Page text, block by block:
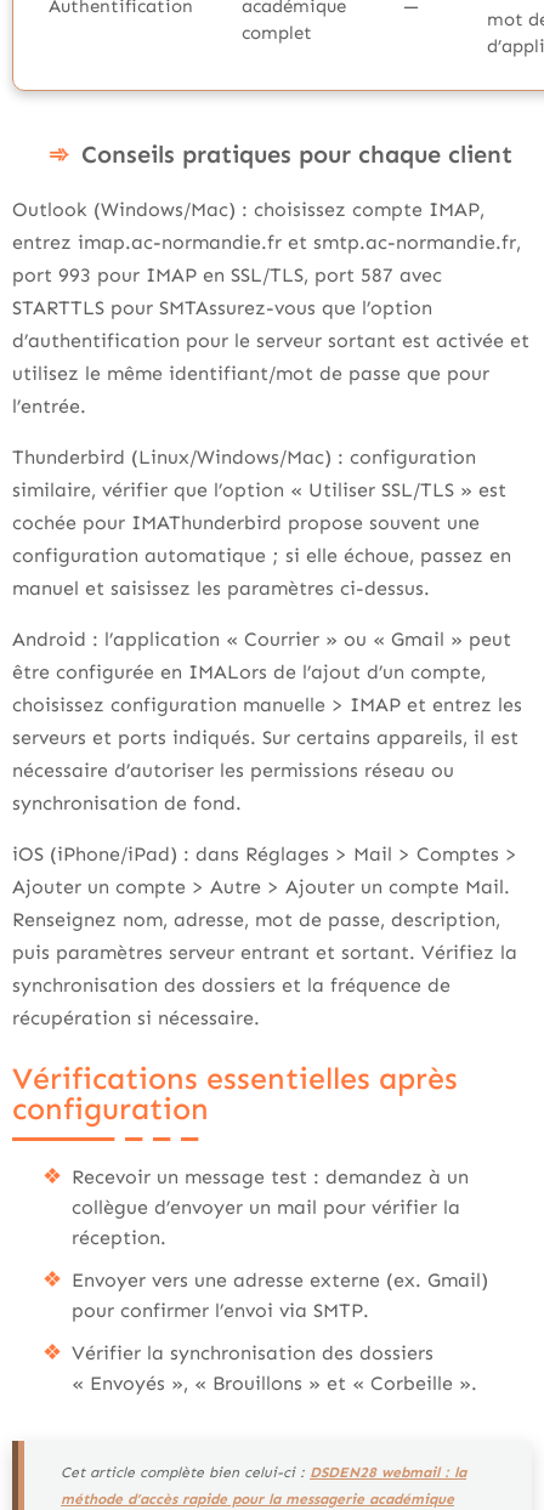
Authentification
académique
complet
—
mot
Conseils pratiques pour chaque client
Outlook (Windows/Mac) : choisissez compte IMAP,
entrez imap.ac-normandie.fr et smtp.ac-normandie.fr,
port 993 pour IMAP en SSL/TLS, port 587 avec
STARTTLS pour SMTAssurez-vous que l’option
d’authentification pour le serveur sortant est activée et
utilisez le même identifiant/mot de passe que pour
l’entrée.
Thunderbird (Linux/Windows/Mac) : configuration
similaire, vérifier que l’option « Utiliser SSL/TLS » est
cochée pour IMAThunderbird propose souvent une
configuration automatique ; si elle échoue, passez en
manuel et saisissez les paramètres ci-dessus.
Android : l’application « Courrier » ou « Gmail » peut
être configurée en IMALors de l’ajout d’un compte,
choisissez configuration manuelle > IMAP et entrez les
serveurs et ports indiqués. Sur certains appareils, il est
nécessaire d’autoriser les permissions réseau ou
synchronisation de fond.
iOS (iPhone/iPad) : dans Réglages > Mail > Comptes >
Ajouter un compte > Autre > Ajouter un compte Mail.
Renseignez nom, adresse, mot de passe, description,
puis paramètres serveur entrant et sortant. Vérifiez la
synchronisation des dossiers et la fréquence de
récupération si nécessaire.
Vérifications essentielles après
configuration
Recevoir un message test : demandez à un
collègue d’envoyer un mail pour vérifier la
réception.
Envoyer vers une adresse externe (ex. Gmail)
pour confirmer l’envoi via SMTP.
Vérifier la synchronisation des dossiers
« Envoyés », « Brouillons » et « Corbeille ».
Cet article complète bien celui-ci : DSDEN28 webmail : la
méthode d’accès rapide pour la messagerie académique